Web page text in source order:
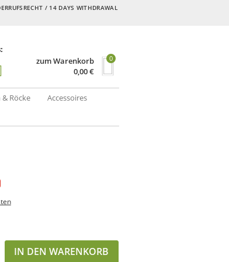
/ 14 DAYS WITHDRAWAL
zum Warenkorb
0,00€
0
Röcke
Accessoires
IN DEN WARENKORB